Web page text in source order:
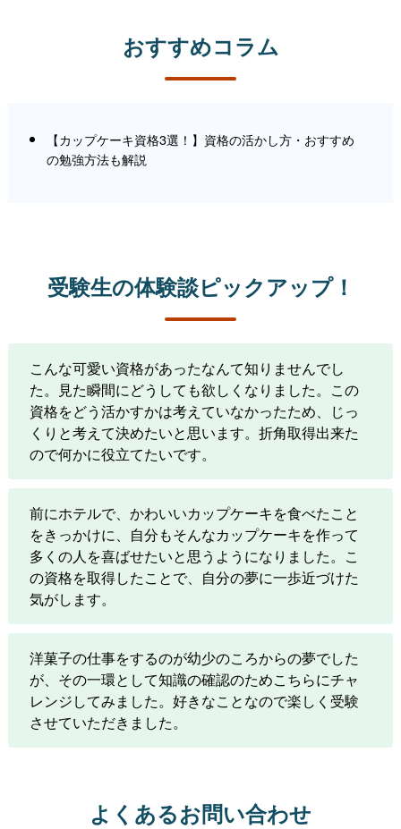
おすすめコラム
【カップケーキ資格3選！】資格の活かし方・おすすめ
の勉強方法も解説
受験生の体験談ピックアップ！
こんな可愛い資格があったなんて知りませんでし
た。見た瞬間にどうしても欲しくなりました。この
資格をどう活かすかは考えていなかったため、じっ
くりと考えて決めたいと思います。折角取得出来た
ので何かに役立てたいです。
前にホテルで、かわいいカップケーキを食べたこと
をきっかけに、自分もそんなカップケーキを作って
多くの人を喜ばせたいと思うようになりました。こ
の資格を取得したことで、自分の夢に一歩近づけた
気がします。
洋菓子の仕事をするのが幼少のころからの夢でした
が、その一環として知識の確認のためこちらにチャ
レンジしてみました。好きなことなので楽しく受験
させていただきました。
よくあるお問い合わせ